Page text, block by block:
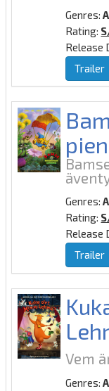
Genres:
Rating:
Release
Trailer
Genres:
Rating:
Release
Trailer
Vem
Genres: